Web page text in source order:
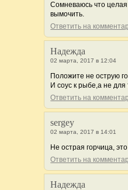
Сомневаюсь что
вымочить.
Ответить на
Надежда
02 марта, 2017 в 12:04
Положите не острую
И соус к рыбе,а не для
Ответить на
sergey
02 марта, 2017 в 14:01
Не острая горчица,
Ответить на
Надежда